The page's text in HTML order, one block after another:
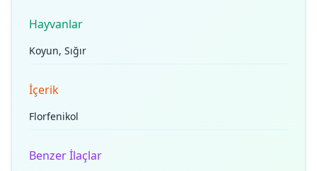
Hayvanlar
Koyun, Sığır
İçerik
Florfenikol
Benzer İlaçlar